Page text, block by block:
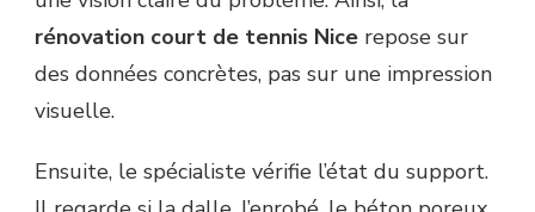
rénovation court de tennis Nice repose sur
des données concrètes, pas sur une impression
visuelle.
Ensuite, le spécialiste vérifie l’état du support.